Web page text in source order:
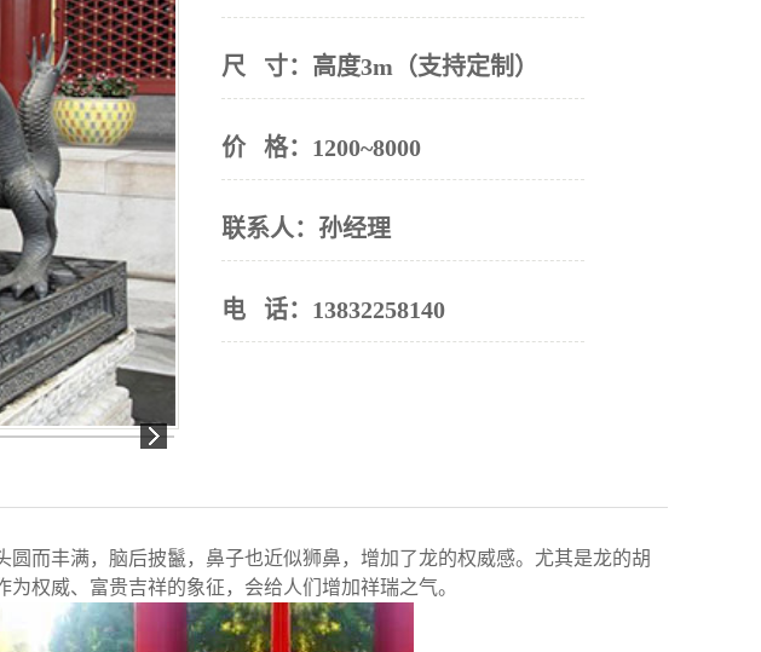
尺 寸： 高度3m（支持定制）
价 格： 1200~8000
联系人： 孙经理
电 话： 13832258140
圆而丰满，脑后披鬣，鼻子也近似狮鼻，增加了龙的权威感。尤其是龙的胡
权威、富贵吉祥的象征，会给人们增加祥瑞之气。